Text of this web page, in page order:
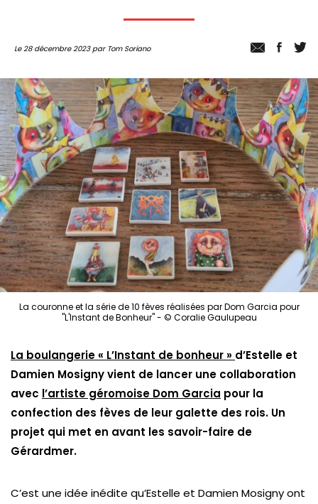
Le 28 décembre 2023 par Tom Soriano
La couronne et la série de 10 fèves réalisées par Dom Garcia pour
"L'Instant de Bonheur" - © Coralie Gaulupeau
La boulangerie « L’Instant de bonheur » d’Estelle et
Damien Mosigny vient de lancer une collaboration
avec l’artiste géromoise Dom Garcia pour la
confection des fèves de leur galette des rois. Un
projet qui met en avant les savoir-faire de
Gérardmer.
C’est une idée inédite qu’Estelle et Damien Mosigny ont